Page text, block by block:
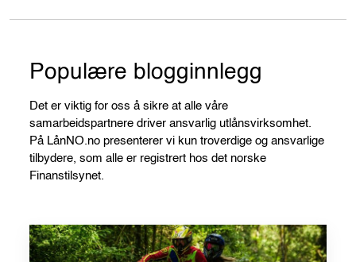
Populære blogginnlegg
Det er viktig for oss å sikre at alle våre
samarbeidspartnere driver ansvarlig utlånsvirksomhet.
På LånNO.no presenterer vi kun troverdige og ansvarlige
tilbydere, som alle er registrert hos det norske
Finanstilsynet.